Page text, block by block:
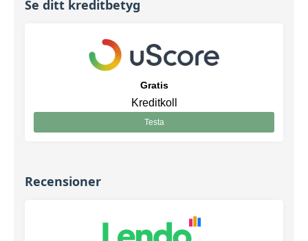
Se ditt kreditbetyg
Gratis
Kreditkoll
Testa
Recensioner